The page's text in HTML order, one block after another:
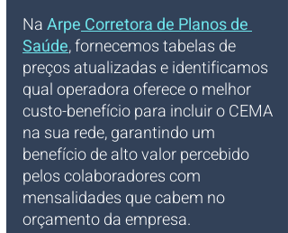
NaArpe Corretora de Planos de
Saúde, fornecemos tabelas de
preços atualizadas e identificamos
qual operadora oferece o melhor
custo-benefício para incluir o CEMA
na sua rede, garantindo um
benefício de alto valor percebido
pelos colaboradores com
mensalidades que cabem no
orçamento da empresa.